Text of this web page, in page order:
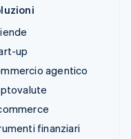
up
agentico
finanziari